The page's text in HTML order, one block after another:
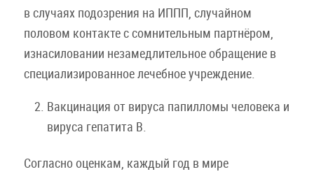
в случаях подозрения на ИППП, случайном
половом контакте с сомнительным партнёром,
изнасиловании незамедлительное обращение в
специализированное лечебное учреждение.
Вакцинация от вируса папилломы человека и
вируса гепатита В.
Согласно оценкам, каждый год в мире